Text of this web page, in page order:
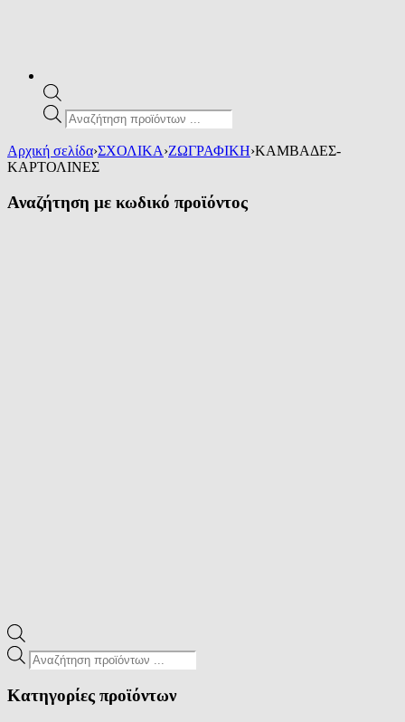
Products
search
Αρχική σελίδα›ΣΧΟΛΙΚΑ›ΖΩΓΡΑΦΙΚΗ›ΚΑΜΒΑΔΕΣ-
ΚΑΡΤΟΛΙΝΕΣ
Αναζήτηση με κωδικό προϊόντος
Products
search
Κατηγορίες προϊόντων